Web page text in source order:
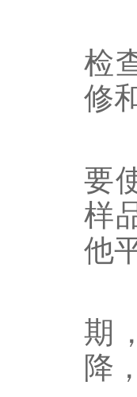
检
修
要
样
他
期
降